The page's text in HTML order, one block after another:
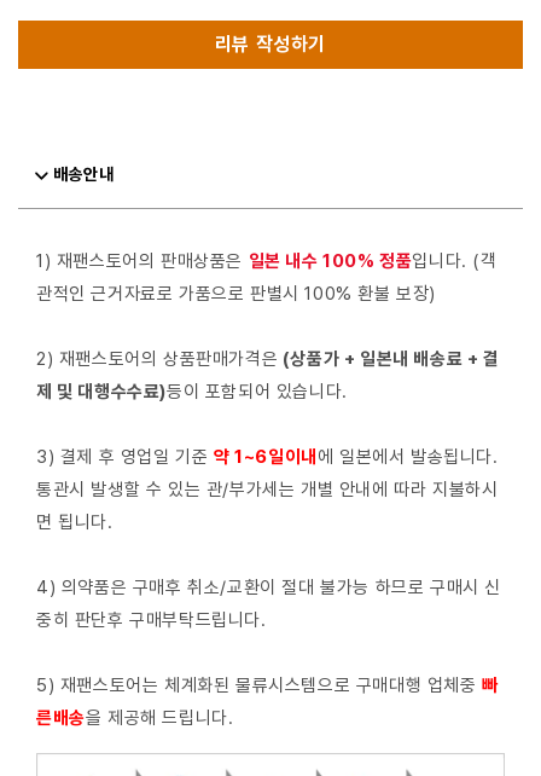
리뷰 작성하기
배송안내
1) 재팬스토어의 판매상품은 일본 내수 100% 정품입니다. (객
관적인 근거자료로 가품으로 판별시 100% 환불 보장)
2) 재팬스토어의 상품판매가격은 (상품가 + 일본내 배송료 + 결
제 및 대행수수료)등이 포함되어 있습니다.
3) 결제 후 영업일 기준 약 1~6일이내 에 일본에서 발송됩니다.
통관시 발생할 수 있는 관/부가세는 개별 안내에 따라 지불하시
면 됩니다.
4) 의약품은 구매후 취소/교환이 절대 불가능 하므로 구매시 신
중히 판단후 구매부탁드립니다.
5) 재팬스토어는 체계화된 물류시스템으로 구매대행 업체중빠
른배송을 제공해 드립니다.